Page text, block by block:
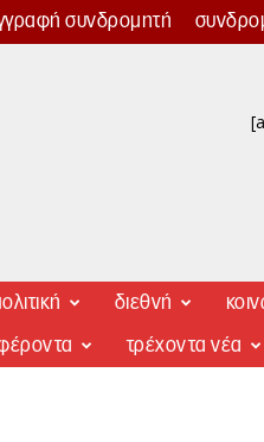
συνδρομητή
διεθνή
τρέχοντα νέα